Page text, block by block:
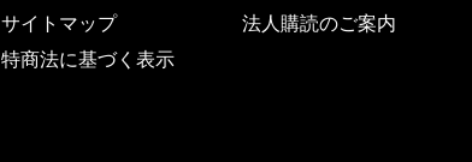
サイトマップ
特商法に基づく表示
法人購読のご案内